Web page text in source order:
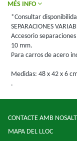
MÉS INFO
*Consultar
SEPARACIONES
Accesorio
10 mm.
Para carros de acero
Medidas: 48 x 42 x 6
.
CONTACTE AMB
MAPA DEL LLOC